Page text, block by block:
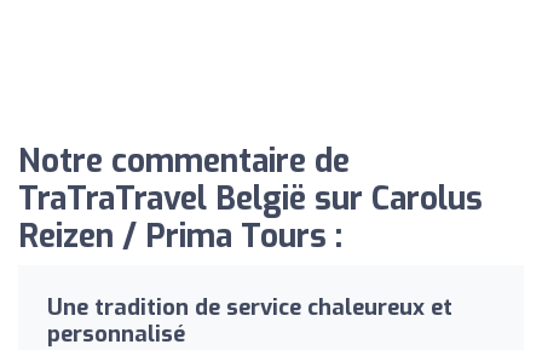
Notre commentaire de
TraTraTravel België sur Carolus
Reizen / Prima Tours :
Une tradition de service chaleureux et
personnalisé